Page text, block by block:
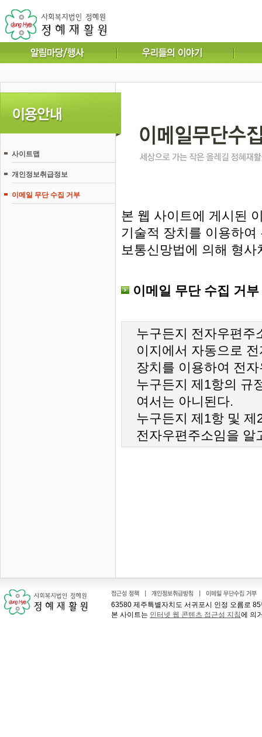
사이트맵
개인정보취급정보
이메일 무단 수집 거부
본 웹 사이트에 게시된
기술적 장치를 이용하
보통신망법에 의해 형
이메일 무단 수집 거부
누구든지 전자우편주
이지에서 자동으로
장치를 이용하여 전
누구든지 제1항의 규
여서는 아니된다.
누구든지 제1항 및 제
전자우편주소임을 알
63580 제주특별자치도 서귀포시 인정 오름로
본 사이트는 인터넷 웹 콘텐츠 접근성 지침에 의